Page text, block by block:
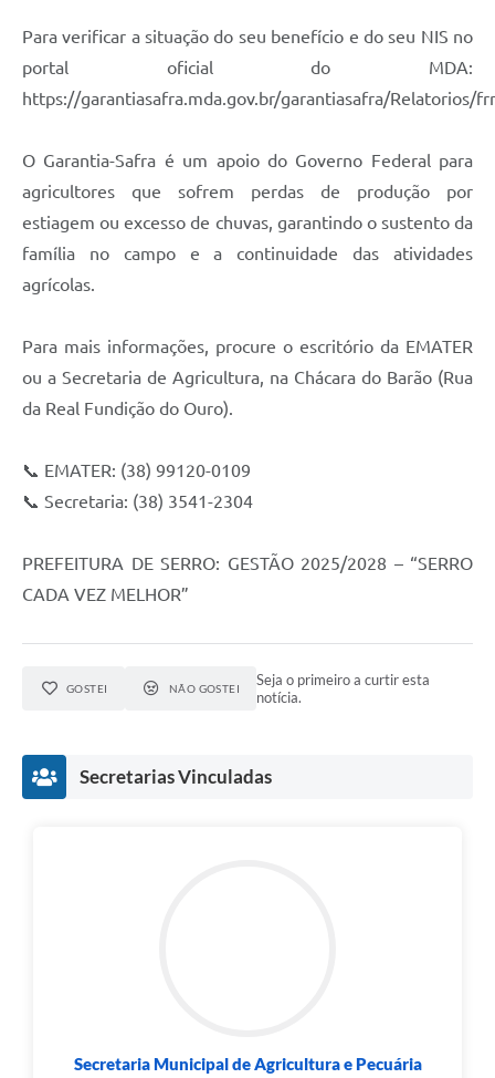
Radar da Transparência Pública
Listagem de Contribuintes Inscritos na Dívida Ativa do
Município
Para verificar a situação do seu benefício e do seu NIS no
portal oficial do MDA:
https://garantiasafra.mda.gov.br/garantiasafra/Relatorios/
O Garantia-Safra é um apoio do Governo Federal para
agricultores que sofrem perdas de produção por
estiagem ou excesso de chuvas, garantindo o sustento da
família no campo e a continuidade das atividades
agrícolas.
Para mais informações, procure o escritório da EMATER
ou a Secretaria de Agricultura, na Chácara do Barão (Rua
da Real Fundição do Ouro).
📞 EMATER: (38) 99120-0109
📞 Secretaria: (38) 3541-2304
PREFEITURA DE SERRO: GESTÃO 2025/2028 – “SERRO
CADA VEZ MELHOR”
GOSTEI NÃO GOSTEI
Seja o primeiro a curtir esta
notícia.
Secretarias Vinculadas
Secretaria Municipal de Agricultura e Pecuária